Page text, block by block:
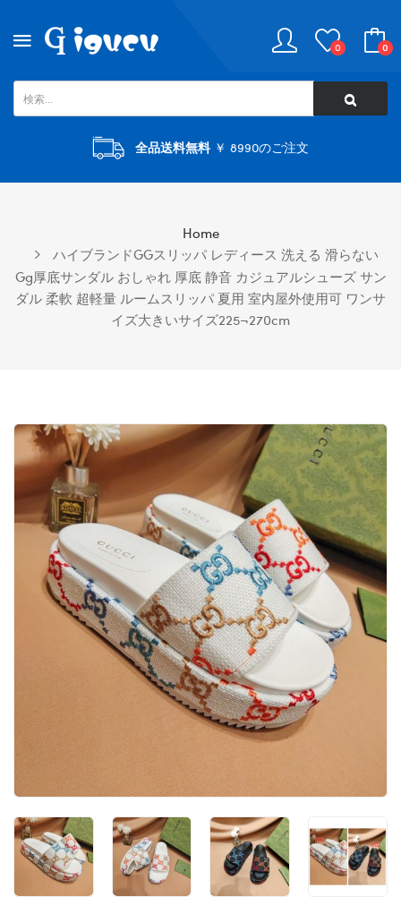
0 0
全品送料無料￥ 8990のご注文
Home
ハイブランドGGスリッパ レディース 洗える 滑らない
Gg厚底サンダル おしゃれ 厚底 静音 カジュアルシューズ サン
ダル 柔軟 超軽量 ルームスリッパ 夏用 室内屋外使用可 ワンサ
イズ大きいサイズ225¬270cm